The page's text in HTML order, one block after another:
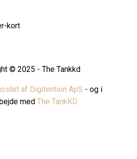
© 2025 - The Tankkd
af Digitention ApS - og i
med The TankKD